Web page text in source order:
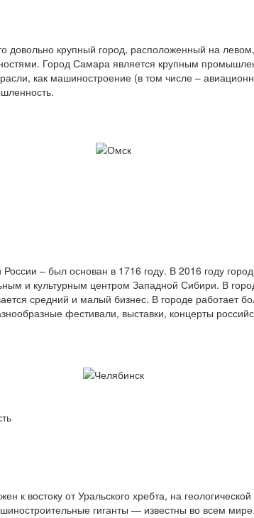
довольно крупный город, расположенный на
Город Самара является крупным
как машиностроение (в том числе –
– был основан в 1716 году. В 2016 году
и культурным центром Западной Сибири. В
средний и малый бизнес. В городе работает
фестивали, выставки, концерты
к востоку от Уральского хребта, на
гиганты — известны во всем мире.